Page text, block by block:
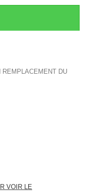
REMPLACEMENT DU
VOIR LE